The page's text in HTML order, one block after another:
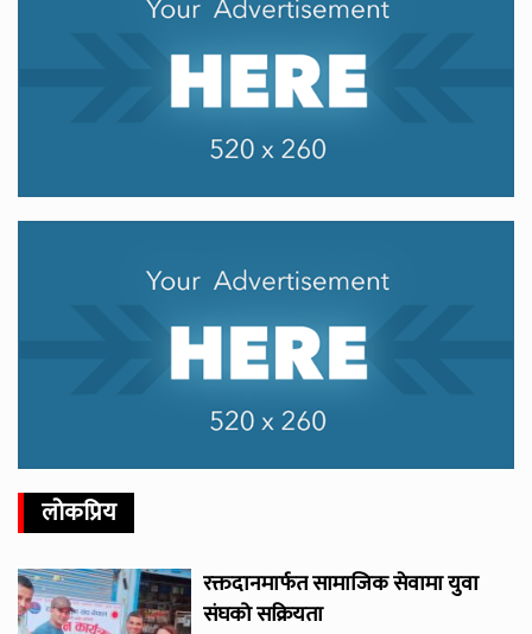
लोकप्रिय
रक्तदानमार्फत सामाजिक सेवामा युवा
संघको सक्रियता